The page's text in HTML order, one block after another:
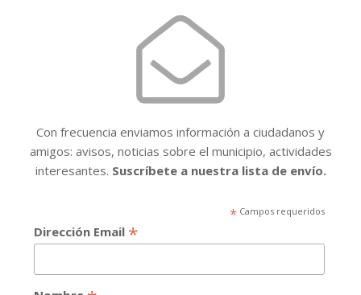
Con frecuencia enviamos información a ciudadanos y
amigos: avisos, noticias sobre el municipio, actividades
interesantes. Suscríbete a nuestra lista de envío.
*Campos requeridos
Dirección Email *